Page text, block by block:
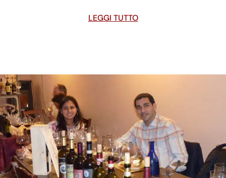
LEGGI TUTTO